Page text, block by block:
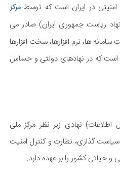
امنیتی در ایران است که توسط مرکز
ریاست جمهوری ایران) صادر می
ها، نرم افزارها، سخت افزارها
است که در نهادهای دولتی و حساس
اطلاعات) نهادی زیر نظر مرکز ملی
گذاری، نظارت و کنترل امنیت
حیاتی کشور را بر عهده دارد.